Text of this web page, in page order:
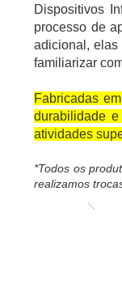
Dispositivos
processo de
adicional, elas
familiarizar
Fabricadas
durabilidade
atividades
*Todos os
realizamos